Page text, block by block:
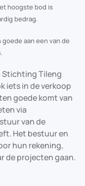
hoogste bod is
bedrag.
aan een van de
Stichting Tileng
iets in de verkoop
goede komt van
via
van de
Het bestuur en
hun rekening,
de projecten gaan.